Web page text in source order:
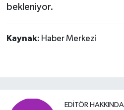
bekleniyor.
Kaynak: Haber Merkezi
EDITÖR HAKKINDA